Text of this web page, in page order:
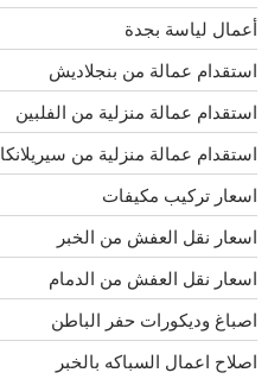
أعمال لياسة بجدة
استقدام عمالة من بنجلاديش
استقدام عمالة منزلية من الفلبين
استقدام عمالة منزلية من سيريلانكا
اسعار تركيب مكيفات
اسعار نقل العفش من الخبر
اسعار نقل العفش من الدمام
اصباغ وديكورات حفر الباطن
اصلاح اعمال السباكه بالخبر